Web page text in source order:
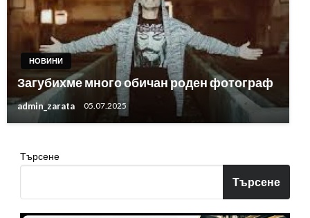
НОВИНИ
Загубихме много обичан роден фотограф
admin_zarata 05.07.2025
Търсене
Търсене